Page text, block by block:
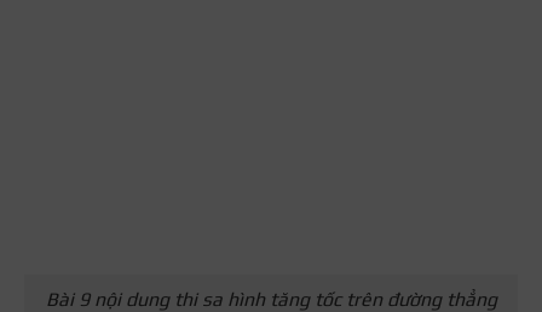
Bài 9 nội dung thi sa hình tăng tốc trên đường thẳng